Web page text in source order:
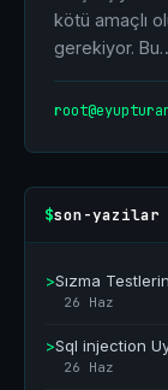
kötü amaçlı
gerekiyor.
$son-yazilar
>Sızma
26 Haz
>Sql injection
26 Haz